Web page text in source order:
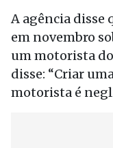
A agência disse
em novembro
um motorista
disse: “Criar
motorista é